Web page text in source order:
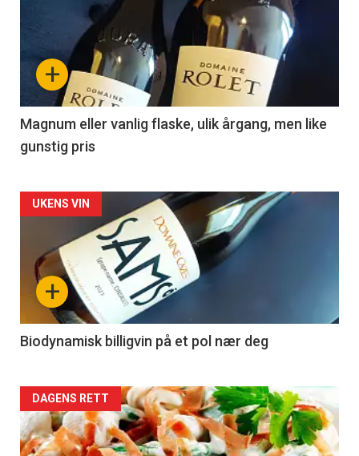
akkurat
nå
3
+
Magnum eller vanlig flaske, ulik årgang, men like
gunstig pris
Forsiden
akkurat
nå
4
+
UKENS VIN
Biodynamisk billigvin på et pol nær deg
Forsiden
akkurat
DAGENS RETT